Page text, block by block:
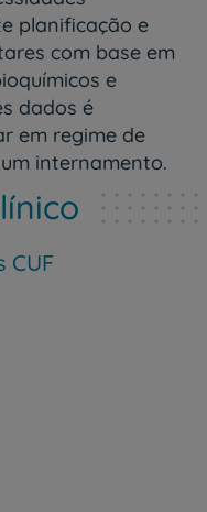
planificação e
com base em
e
dados é
em regime de
internamento.
CUF